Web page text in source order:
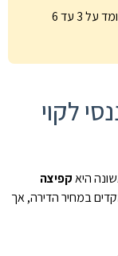
זמן הממוצע לסגירת עסקת נדל"ן בישראל עומד על 3 עד 6
פיננסי לקוי
היאקפיצה
במחיר הדירה, אך